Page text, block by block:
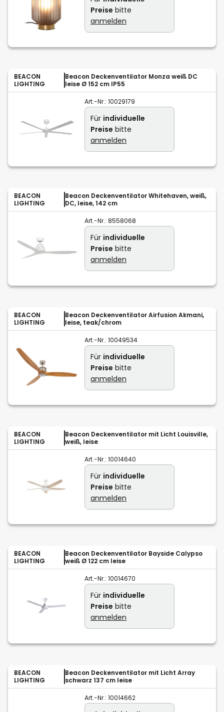
Preise bitte
anmelden
BEACON
LIGHTING
Beacon Deckenventilator Monza weiß DC
leise Ø 152 cm IP55
Art.-Nr.: 10029179
Für individuelle
Preise bitte
anmelden
BEACON
LIGHTING
Beacon Deckenventilator Whitehaven, weiß,
DC, leise, 142 cm
Art.-Nr.: 8558068
Für individuelle
Preise bitte
anmelden
BEACON
LIGHTING
Beacon Deckenventilator Airfusion Akmani,
leise, teak/chrom
Art.-Nr.: 10049534
Für individuelle
Preise bitte
anmelden
BEACON
LIGHTING
Beacon Deckenventilator mit Licht Louisville,
weiß, leise
Art.-Nr.: 10014640
Für individuelle
Preise bitte
anmelden
BEACON
LIGHTING
Beacon Deckenventilator Bayside Calypso
weiß Ø 122 cm leise
Art.-Nr.: 10014670
Für individuelle
Preise bitte
anmelden
BEACON
LIGHTING
Beacon Deckenventilator mit Licht Array
schwarz 137 cm leise
Art.-Nr.: 10014662